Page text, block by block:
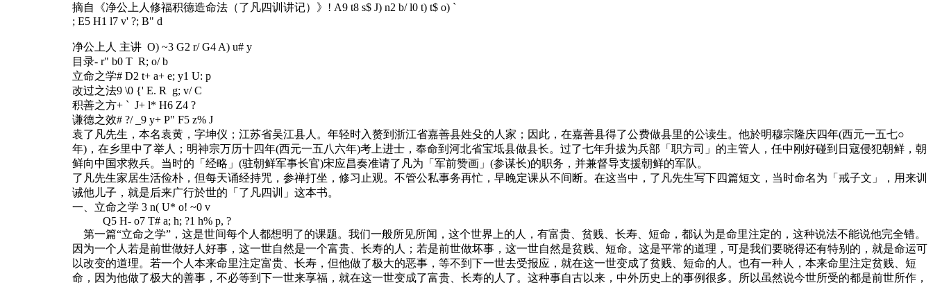
摘自《净公上人修福积德造命法（了凡四训讲记）》 ! A9 t8 s$ J) n2 b/ l0 t) t$ o) `
; E5 H1 l7 v' ?; B" d
净公上人 主讲 O) ~3 G2 r/ G4 A) u# y
目录- r" b0 T R; o/ b
立命之学# D2 t+ a+ e; y1 U: p
改过之法9 \0 {' E. R g; v/ C
积善之方+ ` J+ l* H6 Z4 ?
谦德之效# ?/ _9 y+ P" F5 z% J
袁了凡先生，本名袁黄，字坤仪；江苏省吴江县人。年轻时入赘到浙江省嘉善县姓殳的人家；因此，在嘉善县得了公费做县里的公读生。他於明穆宗隆庆四年(西元一五七○
年)，在乡里中了举人；明神宗万历十四年(西元一五八六年)考上进士，奉命到河北省宝坻县做县长。过了七年升拔为兵部「职方司」的主管人，任中刚好碰到日寇侵犯朝鲜，朝
鲜向中国求救兵。当时的「经略」(驻朝鲜军事长官)宋应昌奏准请了凡为「军前赞画」(参谋长)的职务，并兼督导支援朝鲜的军队。
了凡先生家居生活俭朴，但每天诵经持咒，参禅打坐，修习止观。不管公私事务再忙，早晚定课从不间断。在这当中，了凡先生写下四篇短文，当时命名为「戒子文」，用来训
诫他儿子，就是后来广行於世的「了凡四训」这本书。
一、立命之学 3 n( U* o! ~0 v
Q5 H- o7 T# a; h; ?1 h% p, ?
第一篇“立命之学”，这是世间每个人都想明了的课题。我们一般所见所闻，这个世界上的人，有富贵、贫贱、长寿、短命，都认为是命里注定的，这种说法不能说他完全错。
因为一个人若是前世做好人好事，这一世自然是一个富贵、长寿的人；若是前世做坏事，这一世自然是贫贱、短命。这是平常的道理，可是我们要晓得还有特别的，就是命运可
以改变的道理。若一个人本来命里注定富贵、长寿，但他做了极大的恶事，等不到下一世去受报应，就在这一世变成了贫贱、短命的人。也有一种人，本来命里注定贫贱、短
命，因为他做了极大的善事，不必等到下一世来享福，就在这一世变成了富贵、长寿的人了。这种事自古以来，中外历史上的事例很多。所以虽然说今世所受的都是前世所作，